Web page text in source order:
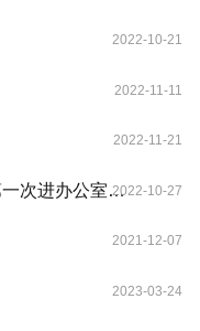
2022-10-21
2022-11-11
2022-11-21
第一次去老师办公室作文600_第一次进办公室作文800字
2022-10-27
2021-12-07
2023-03-24